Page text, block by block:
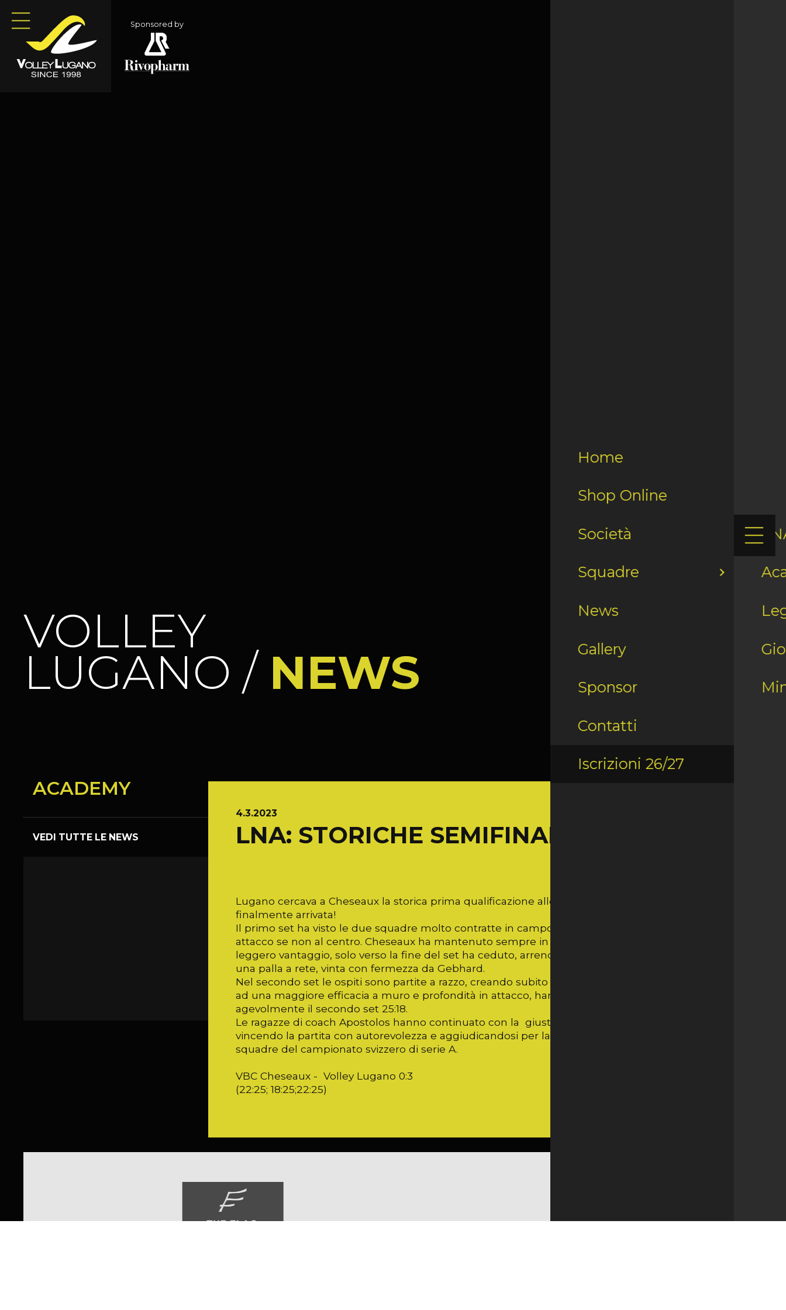
Sponsored by
Home
Shop Online
Società
Squadre
News
Gallery
Sponsor
Contatti
Iscrizioni 26/27
VOLLEY
LUGANO / NEWS
ACADEMY
VEDI TUTTE LE NEWS
4.3.2023
LNA: STORICHE SEMIFINALI RAGGIUNTE!
Lugano cercava a Cheseaux la storica prima qualificazione alle semifinali dei playoff ed é
finalmente arrivata!
Il primo set ha visto le due squadre molto contratte in campo con un Lugano poco efficace in
attacco se non al centro. Cheseaux ha mantenuto sempre in tutta la prima frazione di gioco, un
leggero vantaggio, solo verso la fine del set ha ceduto, arrendendosi alle bianconere grazie ad
una palla a rete, vinta con fermezza da Gebhard.
Nel secondo set le ospiti sono partite a razzo, creando subito un comodo vantaggio che, grazie
ad una maggiore efficacia a muro e profondità in attacco, hanno gestito fino alla fine vincendo
agevolmente il secondo set 25:18.
Le ragazze di coach Apostolos hanno continuato con la giusta attitudine per tutto il terzo set,
vincendo la partita con autorevolezza e aggiudicandosi per la prima volta un posto fra le prime 4
squadre del campionato svizzero di serie A.
VBC Cheseaux - Volley Lugano 0:3
(22:25; 18:25;22:25)